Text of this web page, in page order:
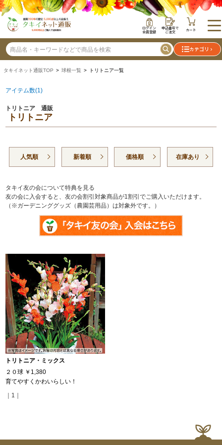
ログイン
会員登録
申込番号で
ご注文 カート
カテゴリ
タキイネット通販TOP > 球根一覧 > トリトニア一覧
アイテム数(1)
トリトニア 通販
トリトニア
人気順 新着順 価格順 在庫あり
タキイ友の会について特典を見る
友の会に入会すると、友の会割引対象商品が1割引でご購入いただけます。
（※ガーデニンググッズ（農園芸用品）は対象外です。）
トリトニア・ミックス
２０球 ￥1,380
育てやすくかわいらしい！
｜1｜